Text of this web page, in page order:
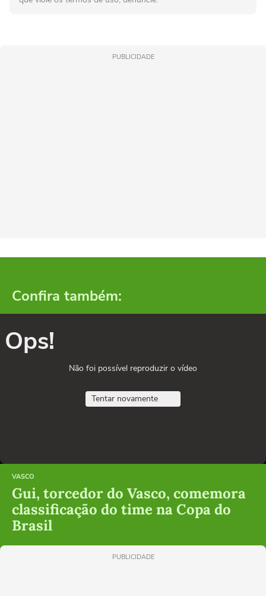
PUBLICIDADE
Confira também:
Ops!
Não foi possível reproduzir o vídeo
Tentar novamente
VASCO
Gui, torcedor do Vasco, comemora
classificação do time na Copa do
Brasil
PUBLICIDADE